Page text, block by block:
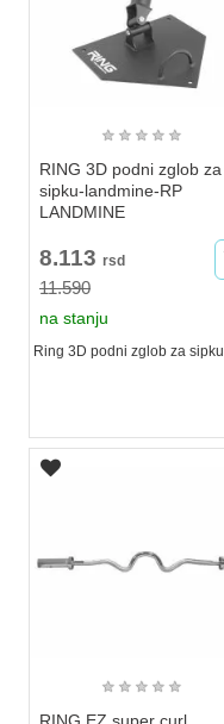
★ ★ ★ ★ ★
RING 3D podni zglob za
sipku-landmine-RP
LANDMINE
8.113 rsd
11.590
na stanju
Ring 3D podni zglob za sipku
★ ★ ★ ★ ★
RING EZ super curl